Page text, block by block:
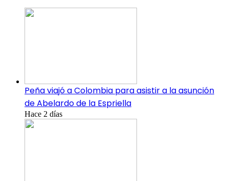
Peña viajó a Colombia para asistir a la asunción
de Abelardo de la Espriella
Hace 2 días